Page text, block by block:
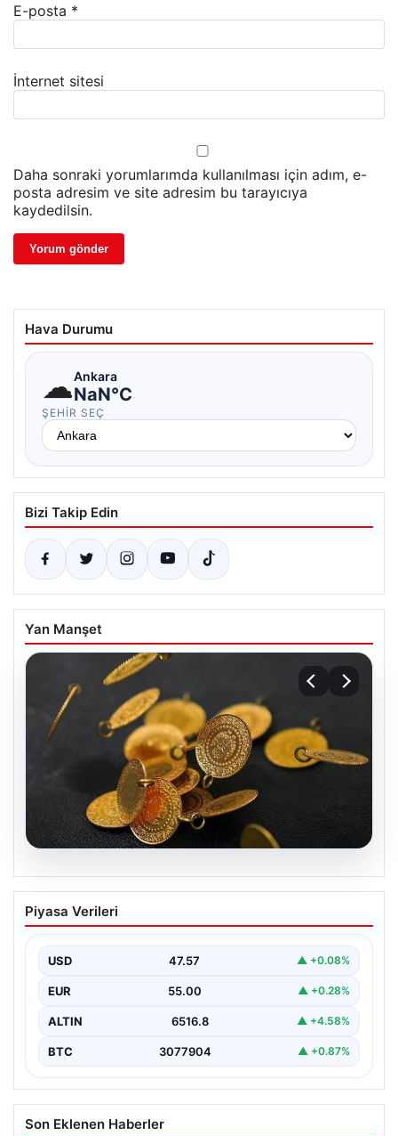
E-posta *
İnternet sitesi
Daha sonraki yorumlarımda kullanılması için adım, e-
posta adresim ve site adresim bu tarayıcıya
kaydedilsin.
Hava Durumu
☁Ankara
NaN°C
ŞEHIR SEÇ
Bizi Takip Edin
Yan Manşet
Altın Fiyatlarında Son Durum: 13 Nisan
2026 Güncel Veriler ve Analizler
gelişmeler yatırımcıların gündeminde önemli yer
tutuyor. ABD…
Piyasa Verileri
USD 47.57 ▲ +0.08%
EUR 55.00 ▲ +0.28%
ALTIN 6516.8 ▲ +4.58%
BTC 3077904 ▲ +0.87%
Son Eklenen Haberler